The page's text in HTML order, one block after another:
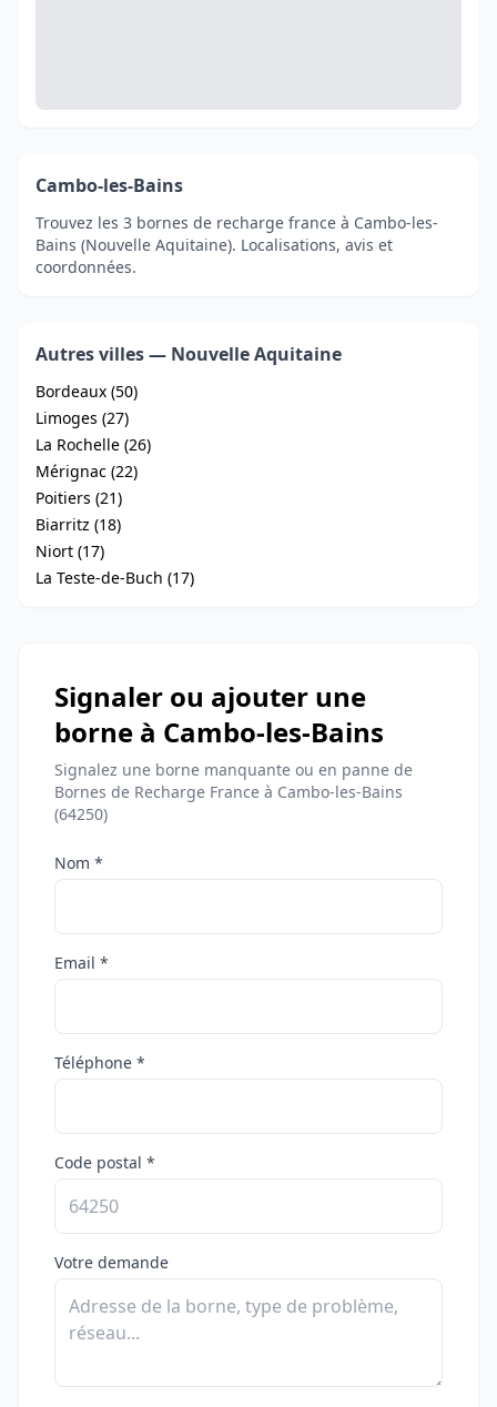
Cambo-les-Bains
Trouvez les 3 bornes de recharge france à Cambo-les-
Bains (Nouvelle Aquitaine). Localisations, avis et
coordonnées.
Autres villes — Nouvelle Aquitaine
Bordeaux (50)
Limoges (27)
La Rochelle (26)
Mérignac (22)
Poitiers (21)
Biarritz (18)
Niort (17)
La Teste-de-Buch (17)
Signaler ou ajouter une
borne à Cambo-les-Bains
Signalez une borne manquante ou en panne de
Bornes de Recharge France à Cambo-les-Bains
(64250)
Nom *
Email *
Téléphone *
Code postal *
Votre demande